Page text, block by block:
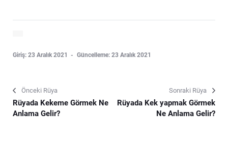
Giriş: 23 Aralık 2021 Güncelleme: 23 Aralık 2021
Önceki Rüya
Rüyada Kekeme Görmek Ne
Anlama Gelir?
Sonraki Rüya
Rüyada Kek yapmak Görmek
Ne Anlama Gelir?